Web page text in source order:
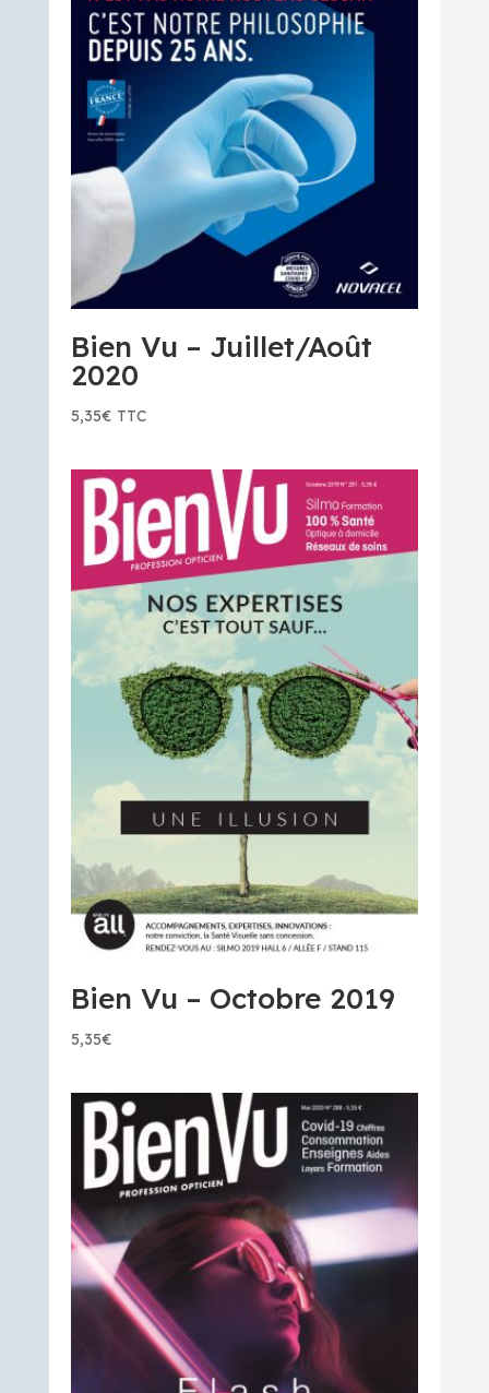
Bien Vu – Juillet/Août
2020
5,35€ TTC
Bien Vu – Octobre 2019
5,35€